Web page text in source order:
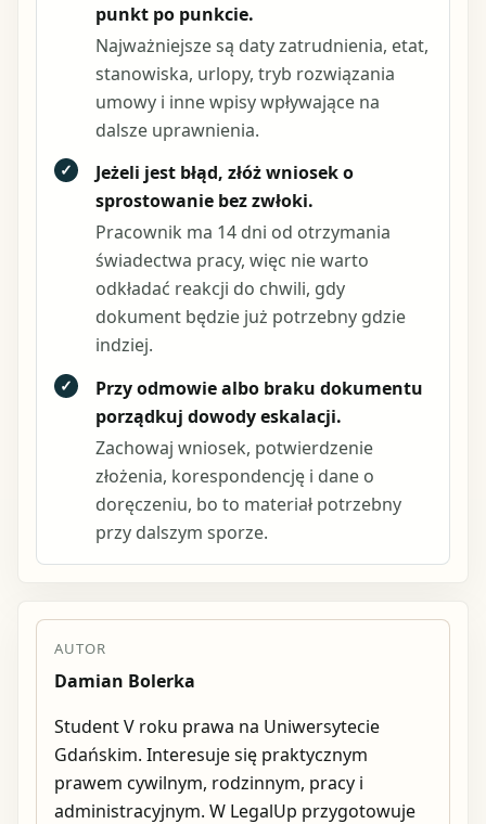
punkt po punkcie.
Najważniejsze są daty zatrudnienia, etat,
stanowiska, urlopy, tryb rozwiązania
umowy i inne wpisy wpływające na
dalsze uprawnienia.
✓
Jeżeli jest błąd, złóż wniosek o
sprostowanie bez zwłoki.
Pracownik ma 14 dni od otrzymania
świadectwa pracy, więc nie warto
odkładać reakcji do chwili, gdy
dokument będzie już potrzebny gdzie
indziej.
✓
Przy odmowie albo braku dokumentu
porządkuj dowody eskalacji.
Zachowaj wniosek, potwierdzenie
złożenia, korespondencję i dane o
doręczeniu, bo to materiał potrzebny
przy dalszym sporze.
AUTOR
Damian Bolerka
Student V roku prawa na Uniwersytecie
Gdańskim. Interesuje się praktycznym
prawem cywilnym, rodzinnym, pracy i
administracyjnym. W LegalUp przygotowuje